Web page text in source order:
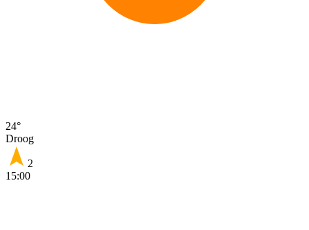
24°
Droog
2
15:00